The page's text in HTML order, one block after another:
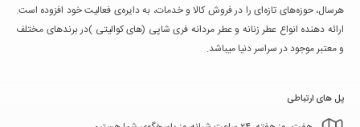
هرسال، حوزه‌های تازه‌ای را در فروش کالا و خدمات، به دایره‌ی فعالیت خود افزوده است.
ارائه دهنده انواع عطر زنانه و عطر مردانه فری شاپی (های کوالیتی )در برندهای مختلف
و معتبر موجود در سراسر دنیا میباشد.
پل های ارتباطی